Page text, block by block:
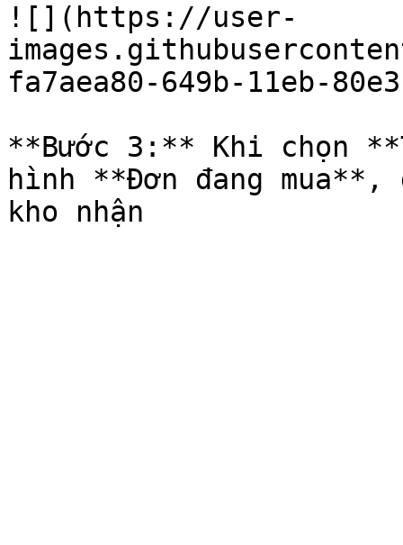
![](https://user-
fa7aea80-649b-11eb-
**Bước 3:** Khi chọn
hình **Đơn đang